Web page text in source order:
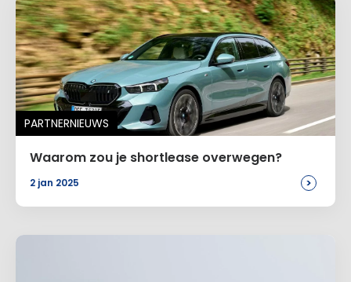
PARTNERNIEUWS
Waarom zou je shortlease overwegen?
2 jan 2025 >